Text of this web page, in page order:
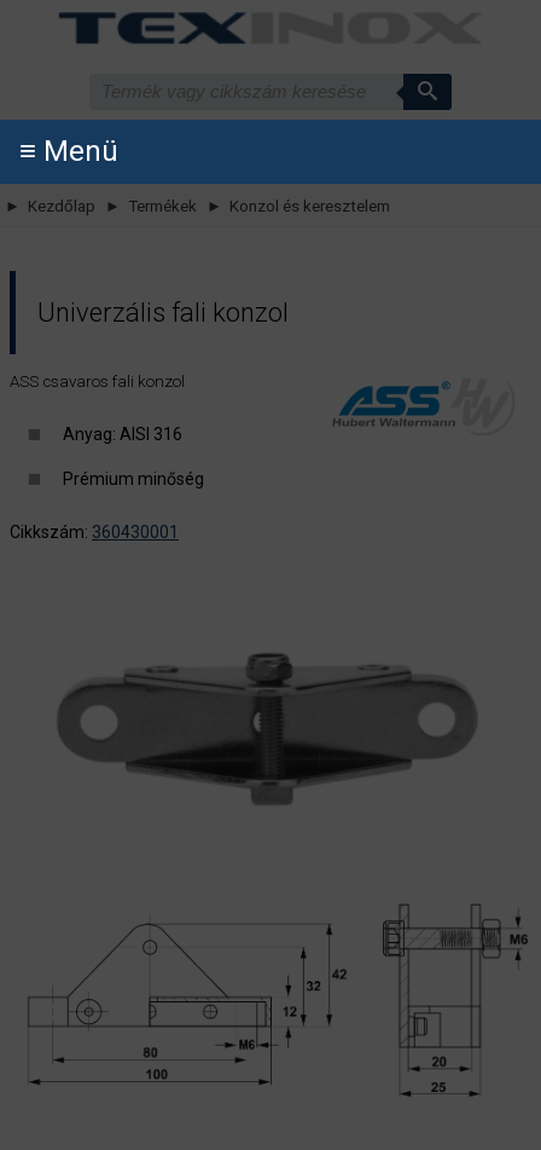
≡ Menü
► Kezdőlap ► Termékek ► Konzol és keresztelem
Univerzális fali konzol
ASS csavaros fali konzol
Anyag: AISI 316
Prémium minőség
Cikkszám: 360430001